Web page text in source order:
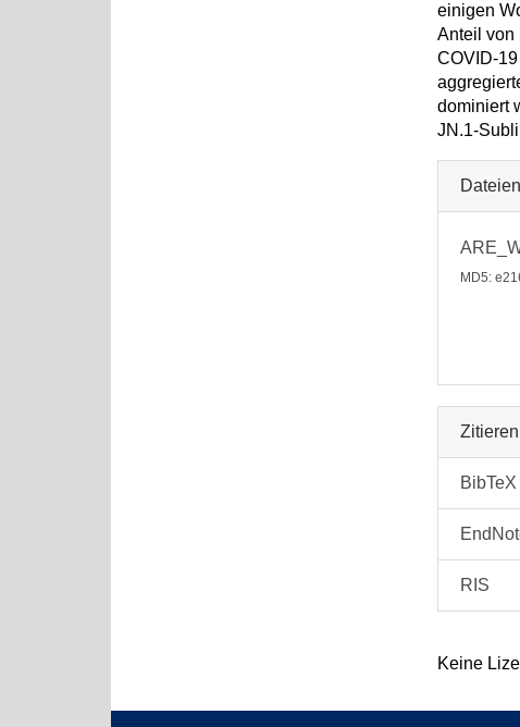
einigen
Anteil von
COVID-
dominiert
JN.1-
MD5:
Zitieren
BibTeX
RIS
Keine